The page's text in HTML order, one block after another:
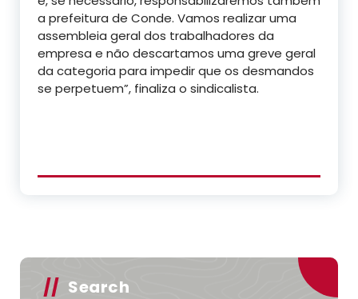
a prefeitura de Conde. Vamos realizar uma
assembleia geral dos trabalhadores da
empresa e não descartamos uma greve geral
da categoria para impedir que os desmandos
se perpetuem”, finaliza o sindicalista.
Search